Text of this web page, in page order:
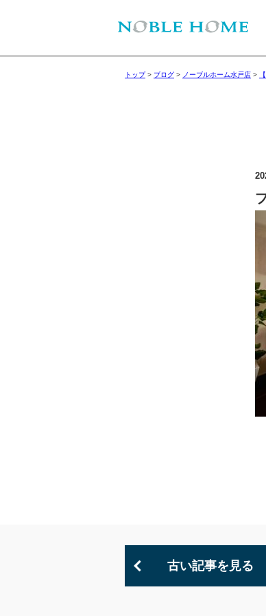
トップ> ブログ > ノーブルホーム水戸店 >
古い記事を見る